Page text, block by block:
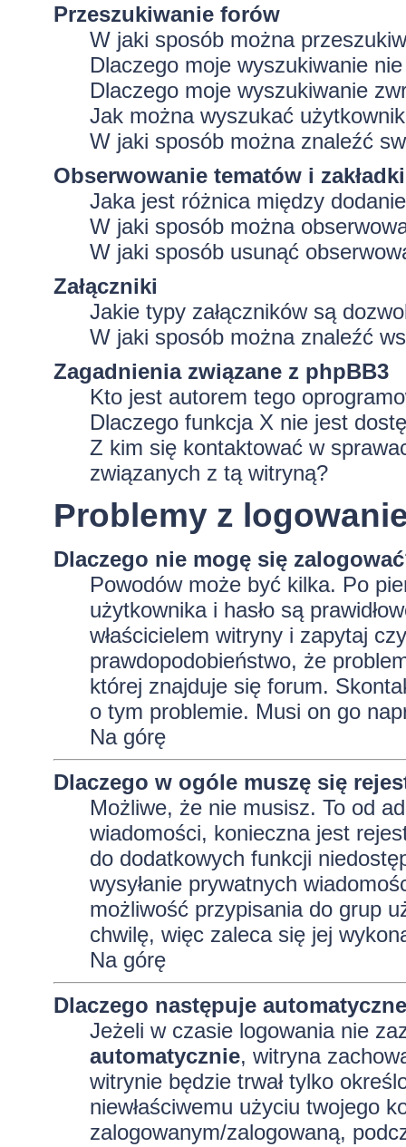
Przeszukiwanie forów
W jaki sposób można
Dlaczego moje wyszukiwanie
Dlaczego moje wyszukiwanie
Jak można wyszukać
W jaki sposób można znaleźć
Obserwowanie tematów i zakładki
Jaka jest różnica między
W jaki sposób można
W jaki sposób usunąć
Załączniki
Jakie typy załączników są
W jaki sposób można znaleźć
Zagadnienia związane z phpBB3
Kto jest autorem tego
Dlaczego funkcja X nie jest
Z kim się kontaktować w
związanych z tą witryną?
Problemy z
Dlaczego nie mogę się
Powodów może być kilka. Po
użytkownika i hasło są
właścicielem witryny i zapytaj
prawdopodobieństwo, że
której znajduje się forum.
o tym problemie. Musi on go
Na górę
Dlaczego w ogóle muszę się
Możliwe, że nie musisz. To od
wiadomości, konieczna jest
do dodatkowych funkcji
wysyłanie prywatnych
możliwość przypisania do grup
chwilę, więc zaleca się jej
Na górę
Dlaczego następuje
Jeżeli w czasie logowania nie
automatycznie, witryna
witrynie będzie trwał tylko
niewłaściwemu użyciu twojego
zalogowanym/zalogowaną,